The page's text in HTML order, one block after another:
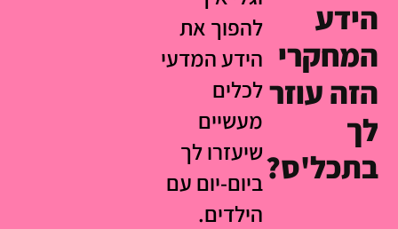
הידע
המחקרי
הזה עוזר
לך
בתכל'ס?
להפוך את
הידע המדעי
לכלים
מעשיים
שיעזרו לך
ביום-יום עם
הילדים.